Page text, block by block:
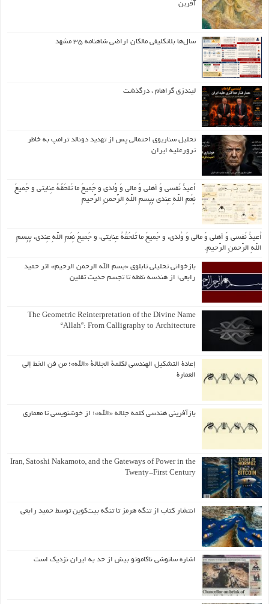
آفرین
سال‌ها بلاتکلیفی مالکان اراضی شاهنامه ۳۵ مشهد
لیندزی گراهام ، درگذشت
تحلیل سناریوی احتمالی پس از تهدید دونالد ترامپ به خاطر
ترورعلیه ایران
اُعیذُ نَفسی وَ أهلی وَ مالی وَ وُلدی و جَمیعَ ما تَلحَقُهُ عِنایتی و جَمیعَ
نِعَمِ اللّهِ عِندی بِبِسمِ اللّهِ الرَّحمنِ الرَّحیمِ
اُعیذُ نَفسی وَ أهلی وَ مالی وَ وُلدی، و جَمیعَ ما تَلحَقُهُ عِنایتی، و جَمیعَ نِعَمِ اللّهِ عِندی، بِبِسمِ
اللّهِ الرَّحمنِ الرَّحیمِ.
بازخوانی تحلیلی تابلوی «بسم الله الرحمن الرحیم» اثر حمید
رابعی؛ از هندسه نقطه تا تجسم حدیث ثقلین
The Geometric Reinterpretation of the Divine Name
“Allah”: From Calligraphy to Architecture
إعادة التشكيل الهندسي لكلمة الجلالة «الله»؛ من فن الخط إلى
العمارة
بازآفرینی هندسی کلمه جلاله «الله»؛ از خوشنویسی تا معماری
Iran, Satoshi Nakamoto, and the Gateways of Power in the
Twenty-First Century
انتشار کتاب از تنگه هرمز تا تنگه بیت‌کوین توسط حمید رابعی
اشاره ساتوشی ناکاموتو بیش از حد به ایران نزدیک است